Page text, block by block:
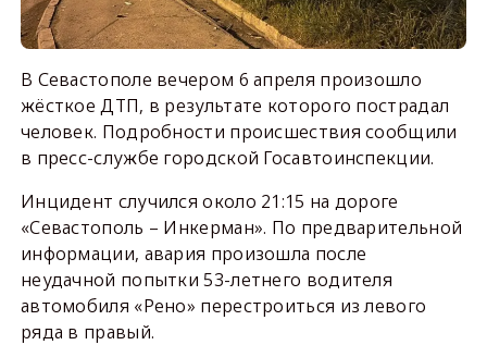
В Севастополе вечером 6 апреля произошло
жёсткое ДТП, в результате которого пострадал
человек. Подробности происшествия сообщили
в пресс-службе городской Госавтоинспекции.
Инцидент случился около 21:15 на дороге
«Севастополь – Инкерман». По предварительной
информации, авария произошла после
неудачной попытки 53-летнего водителя
автомобиля «Рено» перестроиться из левого
ряда в правый.